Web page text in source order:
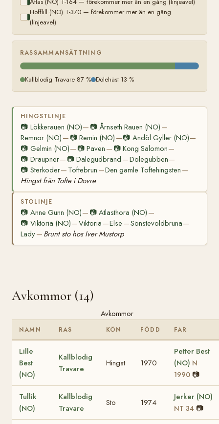
Hofflill (NO) T-370 — förekommer mer än en gång
(linjeavel)
RASSAMMANSÄTTNING
Kallblodig Travare 87 % Dölehäst 13 %
HINGSTLINJE
📷 Lökkerauen (NO)— 📷Årnseth Rauen (NO) —
Remnor (NO) — 📷Remin (NO) —📷 Andöl Gyller (NO)—
📷 Gelmin (NO)— 📷Paven — 📷 Kong Salomon—
📷 Draupner— 📷Dalegudbrand —Dölegubben—
📷 Sterkoder— Toftebrun —Den gamle Toftehingsten —
Hingst från Tofte i Dovre
STOLINJE
📷 Anne Gunn (NO)— 📷Atlasthora (NO) —
📷 Viktoria (NO)—Viktoria —Else —Sönstevoldbruna—
Lady— Brunt sto hos Iver Mustorp
Avkommor (14)
Avkommor
NAMN RAS KÖN FÖDD FAR
Lille
Best
(NO)
Kallblodig
Travare
Hingst 1970
Petter Best
(NO) N
1990 📷
Tullik
(NO)
Kallblodig
Travare
Sto 1974
Jerker (NO)
NT 34 📷